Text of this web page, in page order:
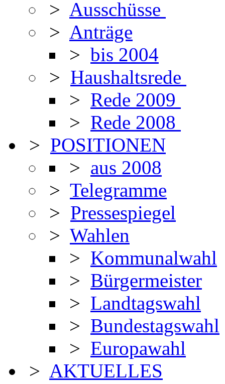
> Ausschüsse
> Anträge
> bis 2004
> Haushaltsrede
> Rede 2009
> Rede 2008
> POSITIONEN
> aus 2008
> Telegramme
> Pressespiegel
> Wahlen
> Kommunalwahl
> Bürgermeister
> Landtagswahl
> Bundestagswahl
> Europawahl
> AKTUELLES